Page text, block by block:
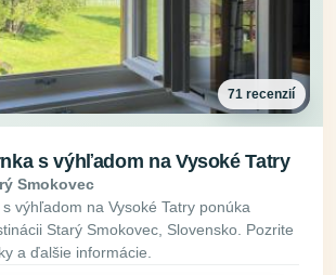
71 recenzií
s výhľadom na Vysoké Tatry
Smokovec
výhľadom na Vysoké Tatry ponúka
Starý Smokovec, Slovensko. Pozrite
a ďalšie informácie.